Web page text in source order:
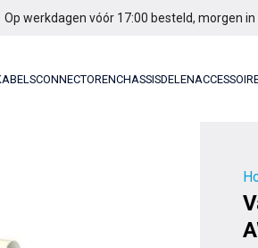
Op werkdagen vóór 17:00 besteld, morgen in
CONNECTORENCHASSISDELEN